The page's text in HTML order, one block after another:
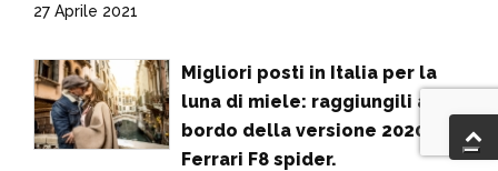
27 Aprile 2021
Migliori posti in Italia per la
luna di miele: raggiungili a
bordo della versione 2020
Ferrari F8 spider.